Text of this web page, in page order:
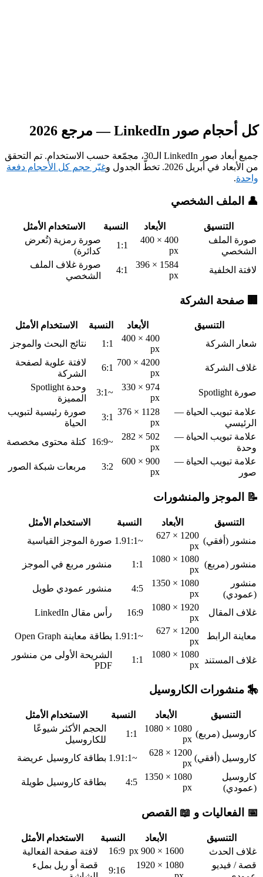
كل أحجام صور LinkedIn — مرجع 2026
جميع أبعاد صور LinkedIn الـ30، مجمّعة حسب الاستخدام.
تم التحقق
من الأبعاد في أبريل 2026.
تخطَّ الجدول وغيّر حجم كل الأحجام دفعة
واحدة.
👤 الملف الشخصي
التنسيق الأبعاد النسبة
الاستخدام الأمثل
صورة الملف
الشخصي
400 × 400
px
1:1
صورة رمزية (تُعرض
كدائرة)
لافتة الخلفية
1584 × 396
px
4:1
صورة غلاف الملف
الشخصي
🏢 صفحة الشركة
التنسيق الأبعاد النسبة
الاستخدام الأمثل
شعار الشركة
400 × 400
px
1:1 نتائج البحث والموجز
غلاف الشركة
4200 × 700
px
6:1
لافتة علوية لصفحة
الشركة
صورة Spotlight
974 × 330
px
~3:1
وحدة Spotlight
المميزة
علامة تبويب الحياة —
الرئيسي
1128 × 376
px
3:1
صورة رئيسية لتبويب
الحياة
علامة تبويب الحياة —
وحدة
502 × 282
px
~16:9
كتلة محتوى مخصصة
علامة تبويب الحياة —
صور
900 × 600
px
3:2 مربعات شبكة الصور
📝 الموجز والمنشورات
التنسيق الأبعاد النسبة
الاستخدام الأمثل
منشور (أفقي)
1200 × 627
px
~1.91:1 صورة الموجز القياسية
منشور (مربع)
1080 × 1080
px
1:1
منشور مربع في الموجز
منشور
(عمودي)
1080 × 1350
px
4:5 منشور عمودي طويل
غلاف المقال
1920 × 1080
px
16:9 رأس مقال LinkedIn
معاينة الرابط
1200 × 627
px
~1.91:1 بطاقة معاينة Open Graph
غلاف المستند
1080 × 1080
px
1:1
الشريحة الأولى من منشور
PDF
🎠 منشورات الكاروسيل
التنسيق الأبعاد النسبة
الاستخدام الأمثل
كاروسيل (مربع)
1080 × 1080
px
1:1
الحجم الأكثر شيوعًا
للكاروسيل
كاروسيل (أفقي)
1200 × 628
px
~1.91:1
بطاقة كاروسيل عريضة
كاروسيل
(عمودي)
1080 × 1350
px
4:5 بطاقة كاروسيل طويلة
📅 الفعاليات و 📖 القصص
التنسيق الأبعاد النسبة
الاستخدام الأمثل
غلاف الحدث
1600 × 900 px
16:9
لافتة صفحة الفعالية
قصة / فيديو
1080 × 1920
9:16
قصة أو ريل بملء